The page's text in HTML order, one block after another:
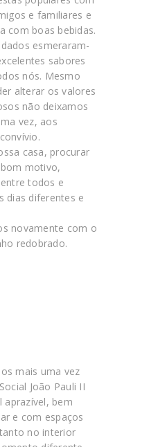
e familiares e
com boas bebidas.
esmeraram-
sabores
nós. Mesmo
alterar os valores
não deixamos
vez, aos
casa, procurar
motivo,
todos e
dias diferentes e
novamente com o
redobrado.
mais uma vez
João Pauli II
aprazível, bem
e com espaços
no interior